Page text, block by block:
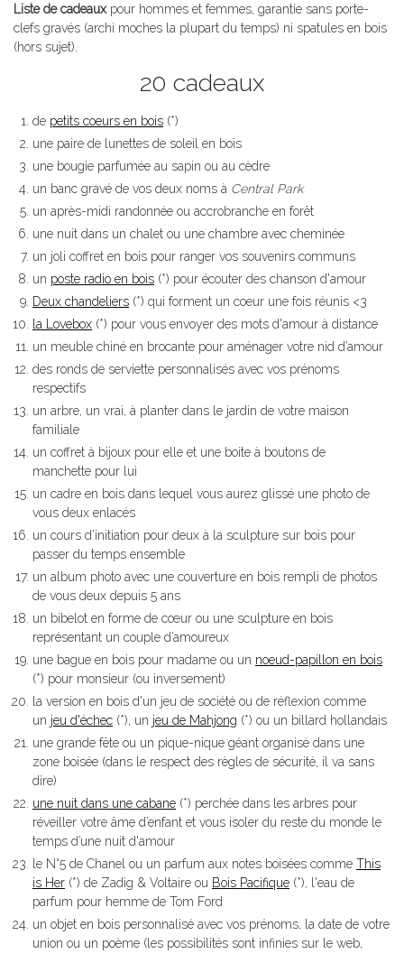
Liste de cadeauxpour hommes et femmes, garantie sans porte-
clefs gravés (archi moches la plupart du temps) ni spatules en bois
(hors sujet).
20 cadeaux
de petits coeurs en bois (*)
une paire de lunettes de soleil en bois
une bougie parfumée au sapin ou au cèdre
un banc gravé de vos deux noms à Central Park
un après-midi randonnée ou accrobranche en forêt
une nuit dans un chalet ou une chambre avec cheminée
un joli coffret en bois pour ranger vos souvenirs communs
un poste radio en bois (*) pour écouter des chanson d'amour
Deux chandeliers (*) qui forment un coeur une fois réunis <3
la Lovebox (*) pour vous envoyer des mots d'amour à distance
un meuble chiné en brocante pour aménager votre nid d’amour
des ronds de serviette personnalisés avec vos prénoms
respectifs
un arbre, un vrai, à planter dans le jardin de votre maison
familiale
un coffret à bijoux pour elle et une boite à boutons de
manchette pour lui
un cadre en bois dans lequel vous aurez glissé une photo de
vous deux enlacés
un cours d’initiation pour deux à la sculpture sur bois pour
passer du temps ensemble
un album photo avec une couverture en bois rempli de photos
de vous deux depuis 5 ans
un bibelot en forme de cœur ou une sculpture en bois
représentant un couple d’amoureux
une bague en bois pour madame ou un noeud-papillon en bois
(*) pour monsieur (ou inversement)
la version en bois d'un jeu de société ou de réflexion comme
un jeu d'échec (*), un jeu de Mahjong (*) ou un billard hollandais
une grande fête ou un pique-nique géant organisé dans une
zone boisée (dans le respect des règles de sécurité, il va sans
dire)
une nuit dans une cabane (*) perchée dans les arbres pour
réveiller votre âme d’enfant et vous isoler du reste du monde le
temps d’une nuit d'amour
le N°5 de Chanel ou un parfum aux notes boisées comme This
is Her (*) de Zadig & Voltaire ou Bois Pacifique (*), l'eau de
parfum pour hemme de Tom Ford
un objet en bois personnalisé avec vos prénoms, la date de votre
union ou un poème (les possibilités sont infinies sur le web,